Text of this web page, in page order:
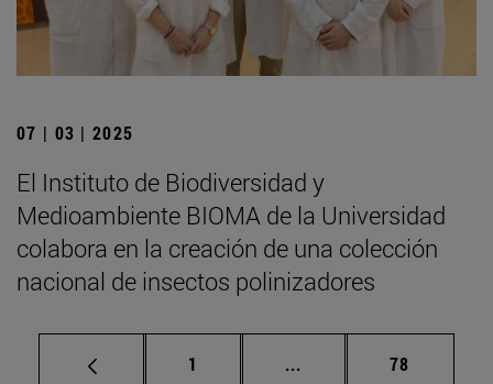
07 | 03 | 2025
El Instituto de Biodiversidad y
Medioambiente BIOMA de la Universidad
colabora en la creación de una colección
nacional de insectos polinizadores
Página
1 ... Páginas intermedias
Página
78